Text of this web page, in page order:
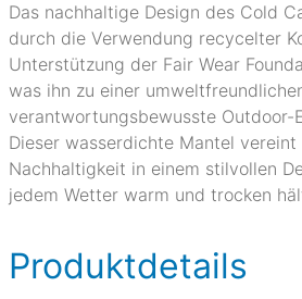
Das nachhaltige Design des Cold
durch die Verwendung recycelter
Unterstützung der Fair Wear
was ihn zu einer
verantwortungsbewusste Outdoor-
Dieser wasserdichte Mantel
Nachhaltigkeit in einem stilvollen
jedem Wetter warm und trocken
Produktdetails